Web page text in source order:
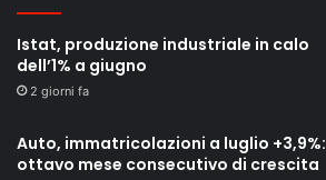
Istat, produzione industriale in calo
dell’1% a giugno
2 giorni fa
Auto, immatricolazioni a luglio +3,9%:
ottavo mese consecutivo di crescita